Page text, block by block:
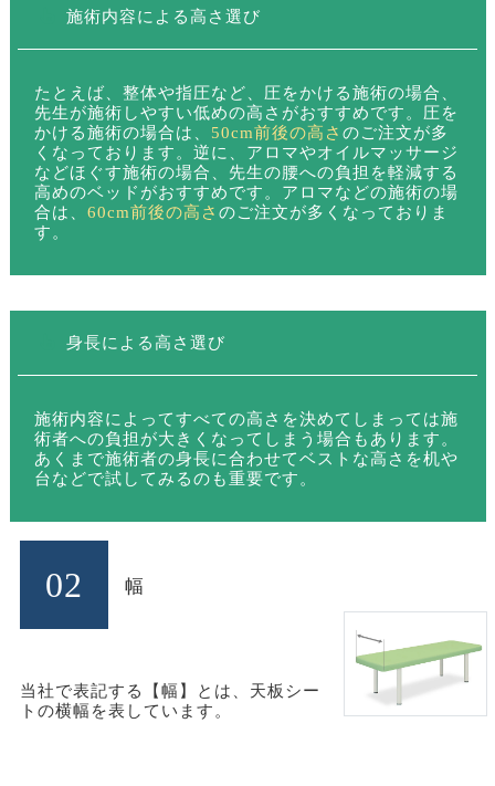
施術内容による高さ選び
たとえば、整体や指圧など、圧をかける施術の場合、
先生が施術しやすい低めの高さがおすすめです。圧を
かける施術の場合は、 50cm前後の高さ のご注文が多
くなっております。逆に、アロマやオイルマッサージ
などほぐす施術の場合、先生の腰への負担を軽減する
高めのベッドがおすすめです。アロマなどの施術の場
合は、 60cm前後の高さ のご注文が多くなっておりま
す。
身長による高さ選び
施術内容によってすべての高さを決めてしまっては施
術者への負担が大きくなってしまう場合もあります。
あくまで施術者の身長に合わせてベストな高さを机や
台などで試してみるのも重要です。
02 幅
当社で表記する【幅】とは、天板シー
トの横幅を表しています。